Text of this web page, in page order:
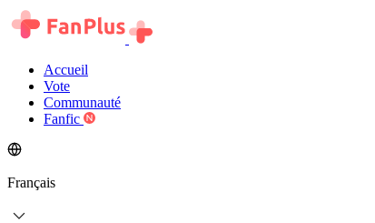
Accueil
Vote
Communauté
Fanfic
Français